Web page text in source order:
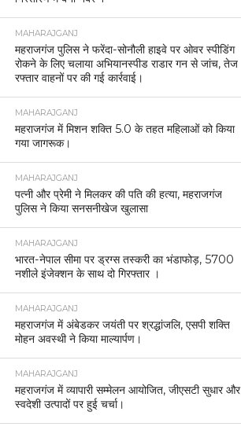
MAHARAJGANJ
महराजगंज पुलिस ने फरेंदा-सोनौली हाइवे पर ओवर स्पीडिंग
रोकने के लिए चलाया अभियानस्पीड राडार गन से जांच, तेज
रफ्तार वाहनों पर की गई कार्रवाई।
MAHARAJGANJ
महराजगंज में मिशन शक्ति 5.0 के तहत महिलाओं को किया
गया जागरूक।
MAHARAJGANJ
पत्नी और प्रेमी ने मिलकर की पति की हत्या, महराजगंज
पुलिस ने किया सनसनीखेज खुलासा
MAHARAJGANJ
भारत-नेपाल सीमा पर ड्रग्स तस्करी का भंडाफोड़, 5700
नशीले इंजेक्शन के साथ दो गिरफ्तार ।
MAHARAJGANJ
महराजगंज में अंबेडकर जयंती पर श्रद्धांजलि, एसपी शक्ति
मोहन अवस्थी ने किया माल्यार्पण।
MAHARAJGANJ
महराजगंज में व्यापारी सम्मेलन आयोजित, जीएसटी सुधार और
स्वदेशी उत्पादों पर हुई चर्चा।